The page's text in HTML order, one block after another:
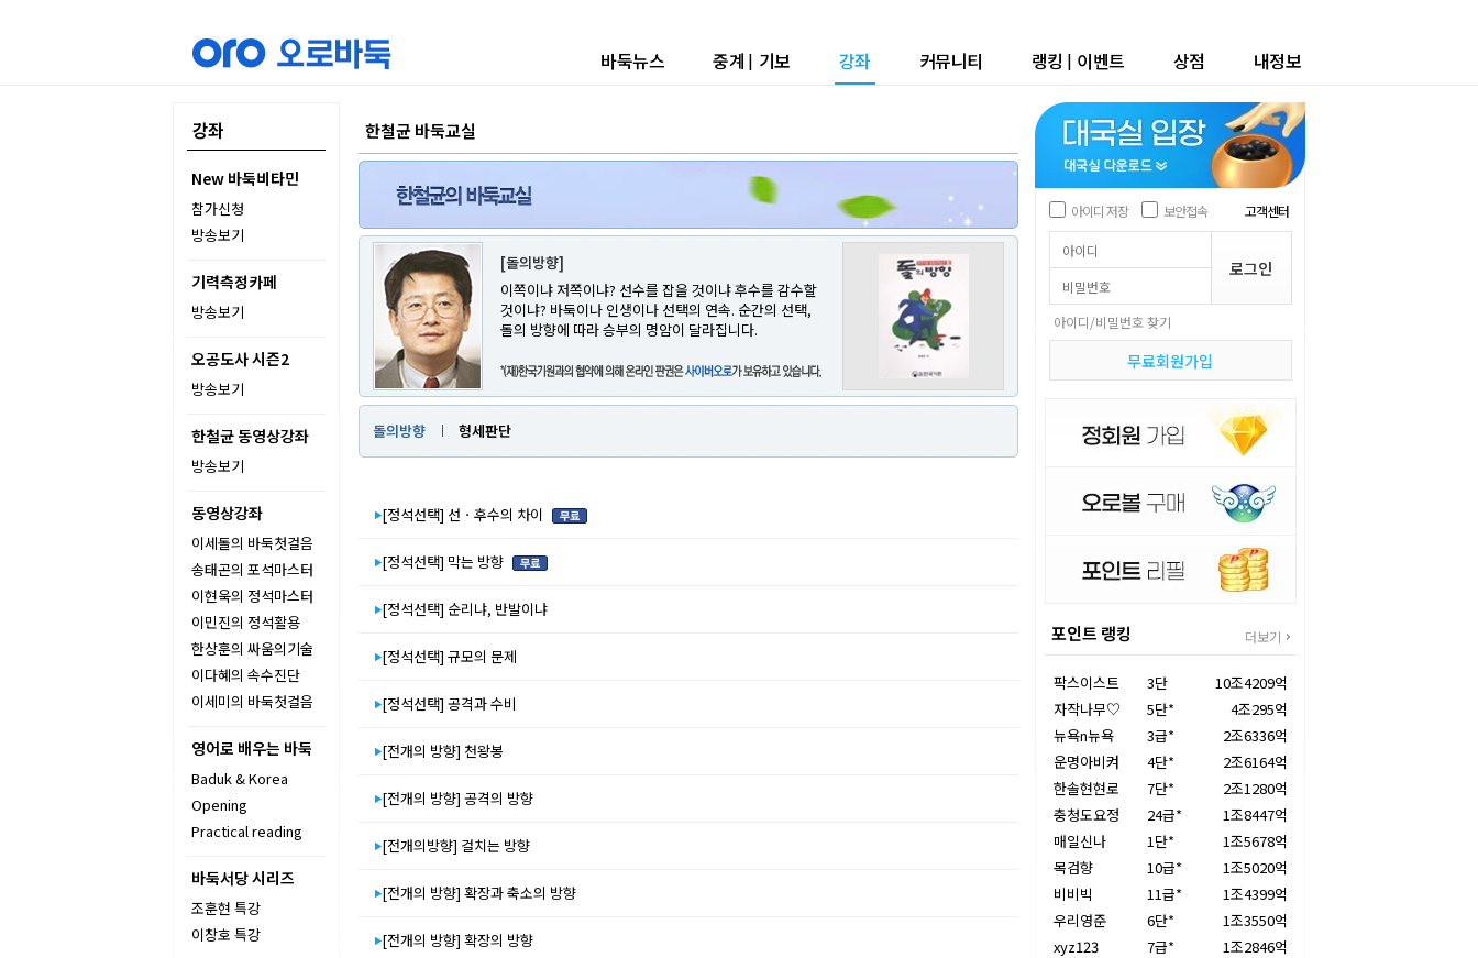
바둑뉴스 중계 | 기보 강좌 커뮤니티 랭킹 | 이벤트 상점 내정보
강좌
New 바둑비타민
참가신청
방송보기
기력측정카페
방송보기
오공도사 시즌2
방송보기
한철균 동영상강좌
방송보기
동영상강좌
이세돌의 바둑첫걸음
송태곤의 포석마스터
이현욱의 정석마스터
이민진의 정석활용
한상훈의 싸움의기술
이다혜의 속수진단
이세미의 바둑첫걸음
영어로 배우는 바둑
Baduk & Korea
Opening
Practical reading
바둑서당 시리즈
조훈현 특강
이창호 특강
한철균 바둑교실
[돌의방향]
이쪽이냐 저쪽이냐? 선수를 잡을 것이냐 후수를 감수할
것이냐? 바둑이나 인생이나 선택의 연속. 순간의 선택,
돌의 방향에 따라 승부의 명암이 달라집니다.
돌의방향 형세판단
[정석선택] 선ㆍ후수의 차이
[정석선택] 막는 방향
[정석선택] 순리냐, 반발이냐
[정석선택] 규모의 문제
[정석선택] 공격과 수비
[전개의 방향] 천왕봉
[전개의 방향] 공격의 방향
[전개의방향] 걸치는 방향
[전개의 방향] 확장과 축소의 방향
[전개의 방향] 확장의 방향
아이디 저장 보안접속 고객센터
아이디/비밀번호 찾기
무료회원가입
포인트 랭킹 더보기
팍스이스트 3단
10조4209억
자작나무♡
5단*
4조295억
뉴욕n뉴욕
3급*
2조6336억
운명아비켜
4단*
2조6164억
한솔현현로
7단*
2조1280억
충청도요정
24급*
1조8447억
매일신나
1단*
1조5678억
목검향
10급*
1조5020억
비비빅
11급*
1조4399억
우리영준
6단*
1조3550억
xyz123
7급*
1조2846억